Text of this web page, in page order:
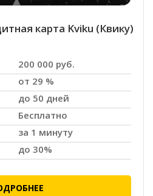
карта Kviku (Квику)
200 000 руб.
от 29 %
до 50 дней
Бесплатно
за 1 минуту
до 30%